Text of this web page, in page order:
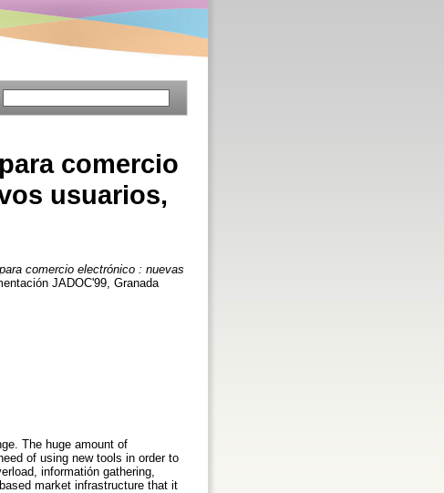
comercio
usuarios,
comercio electrónico : nuevas
JADOC'99, Granada
The huge amount of
of using new tools in order to
informatión gathering,
market infrastructure that it